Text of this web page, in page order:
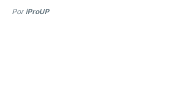
Por iProUP